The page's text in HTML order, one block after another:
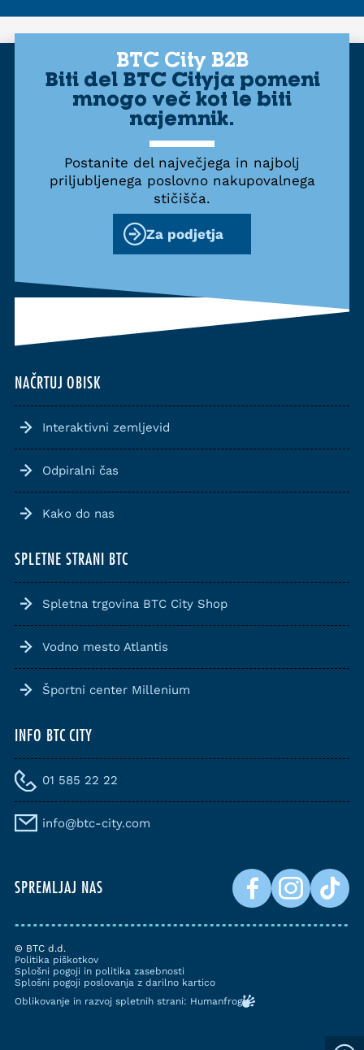
NAČRTUJ OBISK
Interaktivni zemljevid
Odpiralni čas
Kako do nas
SPLETNE STRANI BTC
Spletna trgovina BTC City Shop
Vodno mesto Atlantis
Športni center Millenium
INFO BTC CITY
01 585 22 22
info@btc-city.com
SPREMLJAJ NAS
© BTC d.d.
Politika piškotkov
Splošni pogoji in politika zasebnosti
Splošni pogoji poslovanja z darilno kartico
Oblikovanje in razvoj spletnih strani: Humanfrog
BTC City B2B
Biti del BTC Cityja pomeni
mnogo več kot le biti
najemnik.
Postanite del največjega in najbolj
priljubljenega poslovno nakupovalnega
stičišča.
Za podjetja